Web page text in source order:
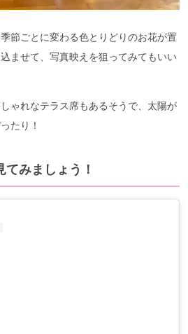
節ごとに変わる色とりどりのお花が置
ませて、写真映えを狙ってみてもいい
ゃれなテラス席もあるそうで、太陽が
たり！
みましょう！